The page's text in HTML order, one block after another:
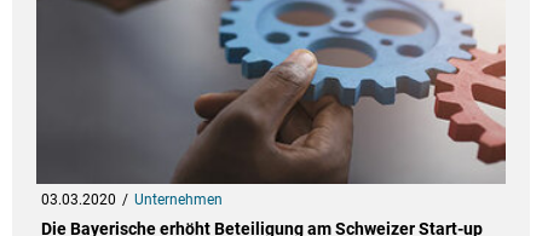
03.03.2020 Unternehmen
Die Bayerische erhöht Beteiligung am Schweizer Start-up